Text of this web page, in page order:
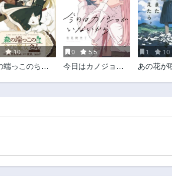
話 第4話
3ヶ月前
前
第2.3話
1年前
第1話
1年前
10
端っこのちび
0 5.5
今日はカノジョが
1 10
あの花が